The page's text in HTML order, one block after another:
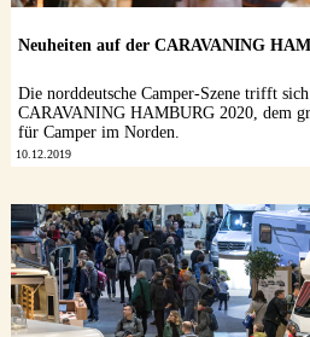
Neuheiten auf der CARAVANING
Die norddeutsche Camper-Szene trifft
CARAVANING HAMBURG 2020, dem
für Camper im Norden.
10.12.2019